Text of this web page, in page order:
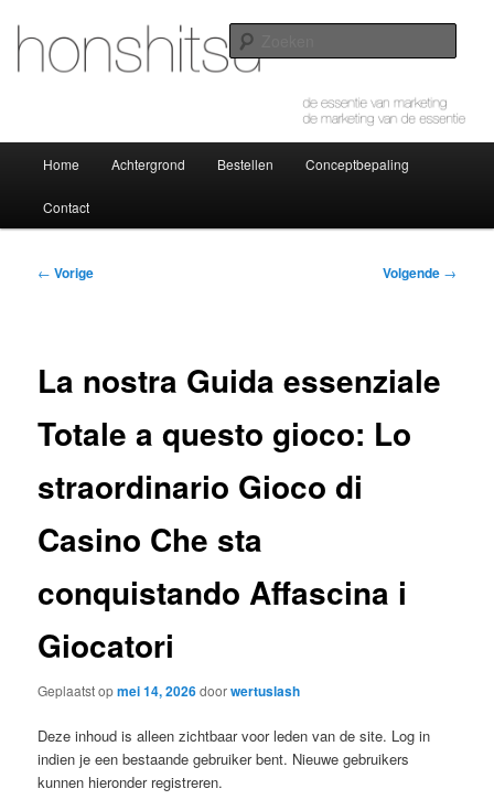
naar
Home Achtergrond Bestellen Conceptbepaling
Contact
Bericht
← Vorige Volgende →
La nostra Guida essenziale
Totale a questo gioco: Lo
straordinario Gioco di
Casino Che sta
conquistando Affascina i
Giocatori
Geplaatst opmei 14, 2026doorwertuslash
Deze inhoud is alleen zichtbaar voor leden van de site. Log in
indien je een bestaande gebruiker bent. Nieuwe gebruikers
kunnen hieronder registreren.